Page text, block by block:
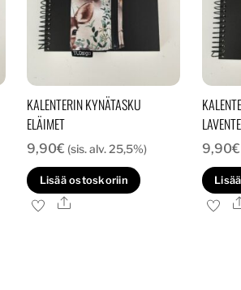
KALENTERIN KYNÄTASKU
ELÄIMET
9,90€ (sis. alv. 25,5%)
Lisää ostoskoriin
Ale
9,90€